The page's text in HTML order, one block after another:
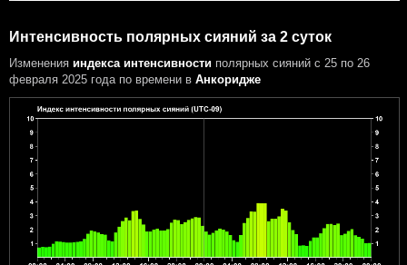
Интенсивность полярных сияний за 2 суток
Изменения индекса интенсивности полярных сияний с 25 по 26
февраля 2025 года по времени в Анкоридже